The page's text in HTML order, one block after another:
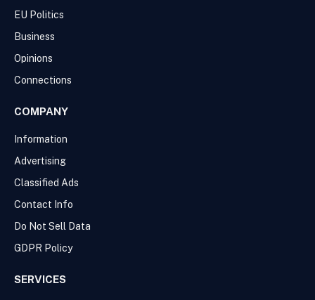
EU Politics
Business
Opinions
Connections
COMPANY
Information
Advertising
Classified Ads
Contact Info
Do Not Sell Data
GDPR Policy
SERVICES